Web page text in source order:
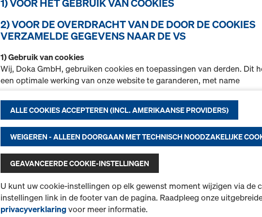
ingehangen.
Nieuw
Hoeveelh.
DokaRex aansluitset
Voor het verbinden van
DokaRex stelschoor.
1) VOOR HET GEBRUIK VAN COOKIES
2) VOOR DE OVERDRACHT VAN DE DOOR DE COOKIES
VERZAMELDE GEGEVENS NAAR DE VS
1) Gebruik van cookies
Wij, Doka GmbH, gebruiken cookies en toepassingen van derden. Dit
een optimale werking van onze website te garanderen, met name
om de functionaliteit van onze website voortdurend te verbeteren
(noodzakelijke cookies),
om vlot winkelen in de Doka online shop mogelijk te maken
statistische cookies) of
om voor u als gebruiker geschikte reclame te plaatsen op bepaalde
(marketing).
ook de mogelijkheid om uw cookies te selecteren(geavanceerde
instellingen).
ALLE COOKIES ACCEPTEREN (INCL. AMERIKAANSE PROVIDERS)
WEIGEREN - ALLEEN DOORGAAN MET TECHNISCH NOODZAKELIJKE
GEAVANCEERDE COOKIE-INSTELLINGEN
U kunt uw cookie-instellingen op elk gewenst moment wijzigen via de
instellingen link in de footer van de pagina. Raadpleeg onze
privacyverklaringvoor meer informatie.